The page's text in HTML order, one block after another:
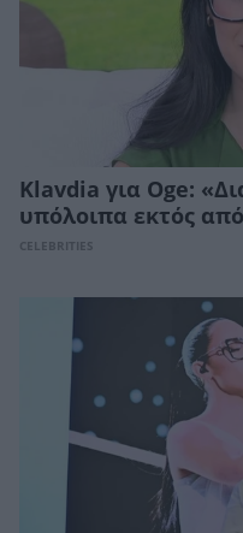
Klavdia για Oge:
υπόλοιπα εκτός
CELEBRITIES